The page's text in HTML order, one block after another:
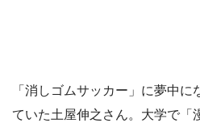
「消しゴムサッカー」に夢中
ていた土屋伸之さん。大学で「